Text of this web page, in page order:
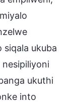
siqala ukuba
ukuthi
into